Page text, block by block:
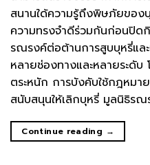
สนานใด้ความรู้ถึงพิษภัยของ
ความทรงจำดีร่วมกันก่อนปิด
รณรงค์ต่อต้านการสูบบุหรี่แล
หลายช่องทางและหลายระดั
ตระหนัก การบังคับใช้กฎหมา
สนับสนุนให้เลิกบุหรี่ มูลนิธิรณ
Continue reading →